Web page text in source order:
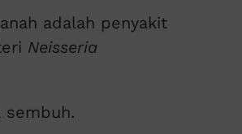
adalah penyakit
Neisseria
sembuh.